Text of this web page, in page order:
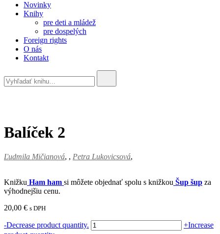
Novinky
Knihy
pre deti a mládež
pre dospelých
Foreign rights
O nás
Kontakt
for:
Balíček 2
Ľudmila Mičianová, Petra Lukovicsová
Knižku Ham ham si môžete objednať spolu s knižkou Šup šup za
výhodnejšiu cenu.
20,00 € s DPH
-Decrease product quantity. množstvo
+Increase